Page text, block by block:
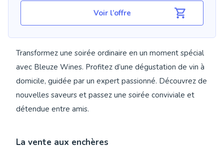
Voir l’offre
Transformez une soirée ordinaire en un moment spécial
avec Bleuze Wines. Profitez d’une dégustation de vin à
domicile, guidée par un expert passionné. Découvrez de
nouvelles saveurs et passez une soirée conviviale et
détendue entre amis.
La vente aux enchères